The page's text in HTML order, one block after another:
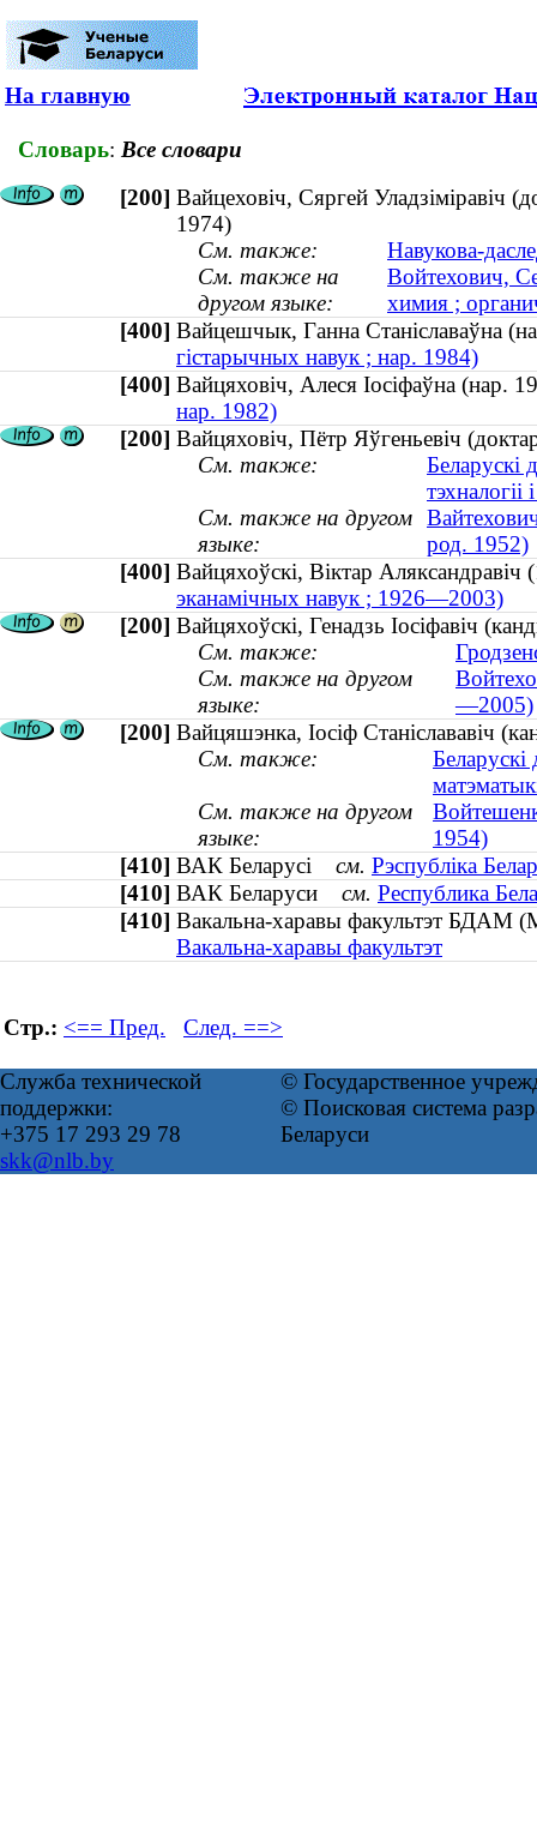
На главную
Словарь: Все словари
[200] Вайцеховiч, Сяргей Уладзiмiравiч
1974)
См. также:
Навукова-
См. также на
другом языке:
Войтехович,
химия ;
[400] Вайцешчык, Ганна Станіславаўна
гістарычных навук ; нар. 1984)
[400] Вайцяховіч, Алеся Іосіфаўна
нар. 1982)
[200] Вайцяховіч, Пётр Яўгеньевіч
См. также:
Беларускі
тэхналогіі
См. также на другом
языке:
род. 1952)
[400] Вайцяхоўскі, Віктар
эканамічных навук ; 1926—2003)
[200] Вайцяхоўскі, Генадзь Іосіфавіч
См. также:
См. также на другом
языке:
—2005)
[200] Вайцяшэнка, Іосіф Станіслававіч
См. также:
См. также на другом
языке:
1954)
[410] ВАК Беларусі см. Рэспубліка
[410] ВАК Беларуси см. Республика
[410] Вакальна-харавы факультэт
Вакальна-харавы факультэт
Стр.: <== Пред. След. ==>
Служба технической
поддержки:
+375 17 293 29 78
skk@nlb.by
© Государственное
© Поисковая система
Беларуси